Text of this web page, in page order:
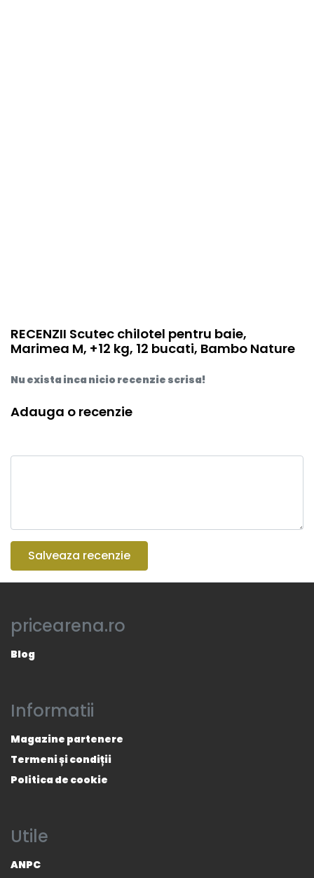
RECENZII Scutec chilotel pentru baie,
Marimea M, +12 kg, 12 bucati, Bambo Nature
Nu exista inca nicio recenzie scrisa!
Adauga o recenzie
Salveaza recenzie
pricearena.ro
Blog
Informatii
Magazine partenere
Termeni și condiții
Politica de cookie
Utile
ANPC